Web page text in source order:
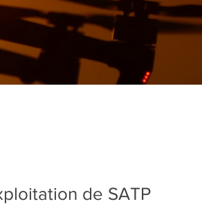
de SATP